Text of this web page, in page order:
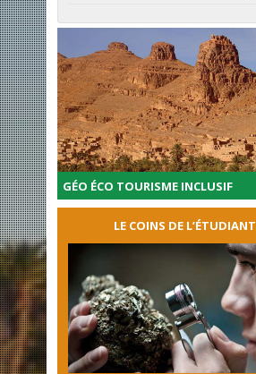
GÉO ÉCO TOURISME INCLUSIF
LE COINS DE L’ÉTUDIANT